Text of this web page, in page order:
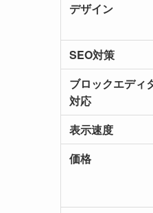
デザイン
SEO対策
ブロックエディ
対応
表示速度
価格